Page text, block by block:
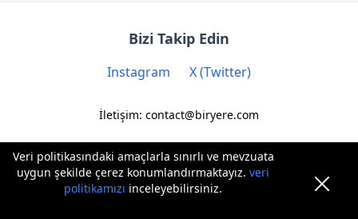
Veri politikasındaki amaçlarla sınırlı ve mevzuata
uygun şekilde çerez konumlandırmaktayız.veri
politikamızı inceleyebilirsiniz.
Bizi Takip Edin
Instagram X (Twitter)
İletişim: contact@biryere.com